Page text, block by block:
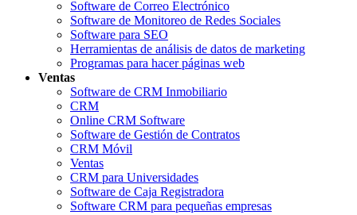
Software de Correo Electrónico
Software de Monitoreo de Redes Sociales
Software para SEO
Herramientas de análisis de datos de marketing
Programas para hacer páginas web
Ventas
Software de CRM Inmobiliario
CRM
Online CRM Software
Software de Gestión de Contratos
CRM Móvil
Ventas
CRM para Universidades
Software de Caja Registradora
Software CRM para pequeñas empresas